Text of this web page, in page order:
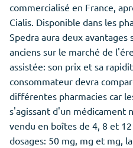
commercialisé en France,
Cialis. Disponible dans les
Spedra aura deux
anciens sur le marché de
assistée: son prix et sa
consommateur devra
différentes pharmacies car
s'agissant d'un médicament
vendu en boîtes de 4, 8 et
dosages: 50 mg, mg et mg,